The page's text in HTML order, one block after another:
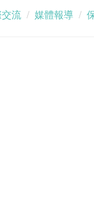
流 媒體報導